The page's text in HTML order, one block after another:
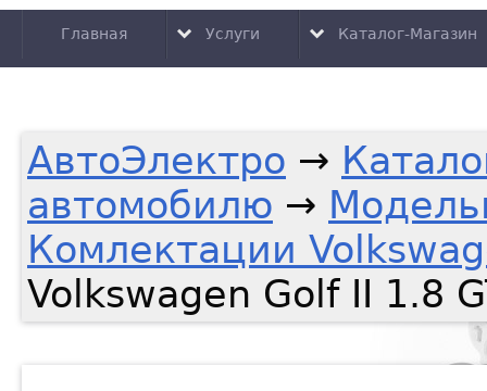
Главная Услуги Каталог-Магазин
АвтоЭлектро →
автомобилю →
Комлектации
Volkswagen Golf II 1.8